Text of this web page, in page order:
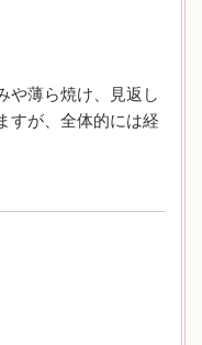
や薄ら焼け、見返し
すが、全体的には経